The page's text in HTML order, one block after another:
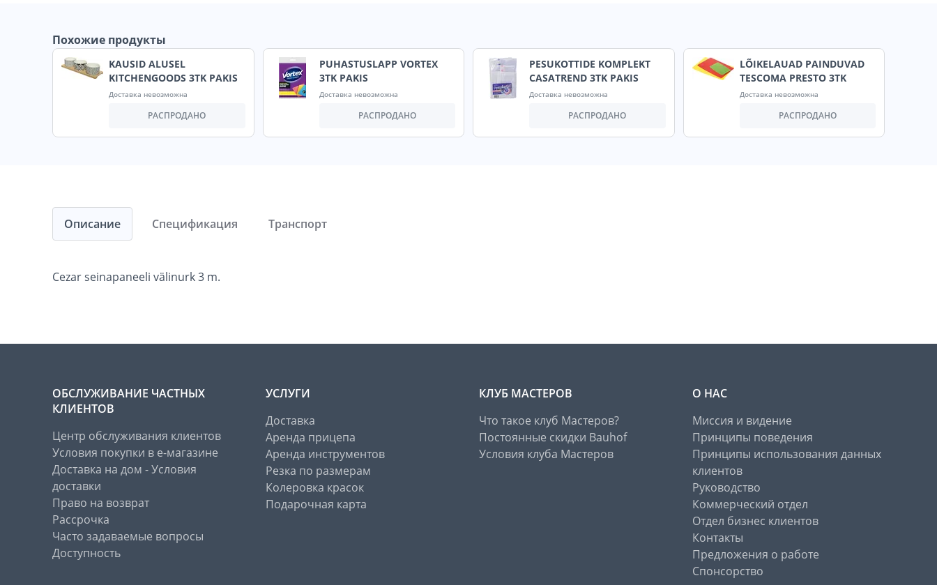
Похожие продукты
KAUSID ALUSEL
KITCHENGOODS 3TK PAKIS
Доставка невозможна
РАСПРОДАНО
PUHASTUSLAPP VORTEX
3TK PAKIS
Доставка невозможна
РАСПРОДАНО
PESUKOTTIDE KOMPLEKT
CASATREND 3TK PAKIS
Доставка невозможна
РАСПРОДАНО
LÕIKELAUAD PAINDUVAD
TESCOMA PRESTO 3TK
Доставка невозможна
РАСПРОДАНО
Описание
Cezar seinapaneeli välinurk 3 m.
Спецификация Транспорт
ОБСЛУЖИВАНИЕ ЧАСТНЫХ
КЛИЕНТОВ
Центр обслуживания клиентов
Условия покупки в е-магазине
Доставка на дом - Условия
доставки
Право на возврат
Рассрочка
Часто задаваемые вопросы
Доступность
УСЛУГИ
Доставка
Аренда прицепа
Аренда инструментов
Резка по размерам
Колеровка красок
Подарочная карта
КЛУБ МАСТЕРОВ
Что такое клуб Мастеров?
Постоянные скидки Bauhof
Условия клуба Мастеров
О НАС
Миссия и видение
Принципы поведения
Принципы использования данных
клиентов
Руководство
Коммерческий отдел
Отдел бизнес клиентов
Контакты
Предложения о работе
Спонсорство